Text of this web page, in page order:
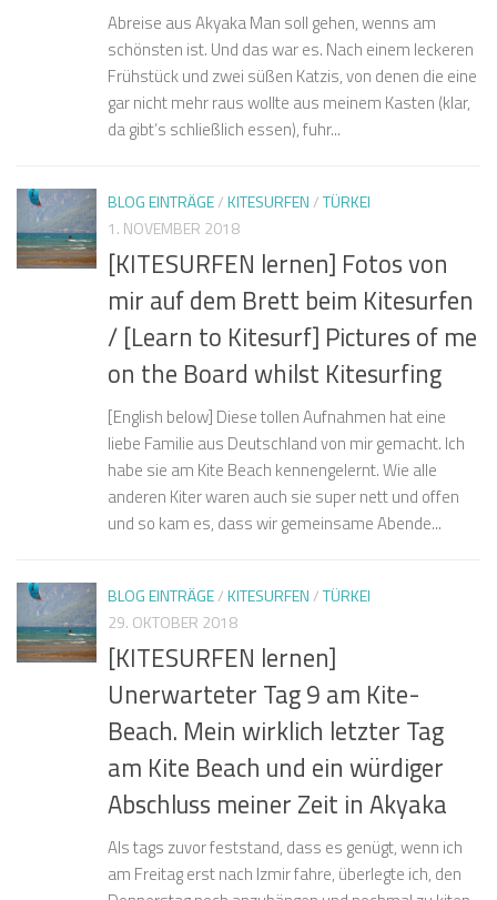
Abreise aus Akyaka Man soll gehen, wenns am
schönsten ist. Und das war es. Nach einem leckeren
Frühstück und zwei süßen Katzis, von denen die eine
gar nicht mehr raus wollte aus meinem Kasten (klar,
da gibt’s schließlich essen), fuhr...
BLOG EINTRÄGE/KITESURFEN/TÜRKEI
1. NOVEMBER 2018
[KITESURFEN lernen] Fotos von
mir auf dem Brett beim Kitesurfen
/ [Learn to Kitesurf] Pictures of me
on the Board whilst Kitesurfing
[English below] Diese tollen Aufnahmen hat eine
liebe Familie aus Deutschland von mir gemacht. Ich
habe sie am Kite Beach kennengelernt. Wie alle
anderen Kiter waren auch sie super nett und offen
und so kam es, dass wir gemeinsame Abende...
BLOG EINTRÄGE/KITESURFEN/TÜRKEI
29. OKTOBER 2018
[KITESURFEN lernen]
Unerwarteter Tag 9 am Kite-
Beach. Mein wirklich letzter Tag
am Kite Beach und ein würdiger
Abschluss meiner Zeit in Akyaka
Als tags zuvor feststand, dass es genügt, wenn ich
am Freitag erst nach Izmir fahre, überlegte ich, den